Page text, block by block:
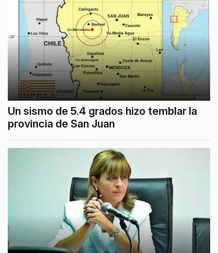
Un sismo de 5.4 grados hizo temblar la
provincia de San Juan